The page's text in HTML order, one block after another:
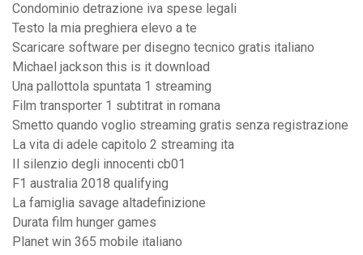
Condominio detrazione iva spese legali
Testo la mia preghiera elevo a te
Scaricare software per disegno tecnico gratis italiano
Michael jackson this is it download
Una pallottola spuntata 1 streaming
Film transporter 1 subtitrat in romana
Smetto quando voglio streaming gratis senza registrazione
La vita di adele capitolo 2 streaming ita
Il silenzio degli innocenti cb01
F1 australia 2018 qualifying
La famiglia savage altadefinizione
Durata film hunger games
Planet win 365 mobile italiano